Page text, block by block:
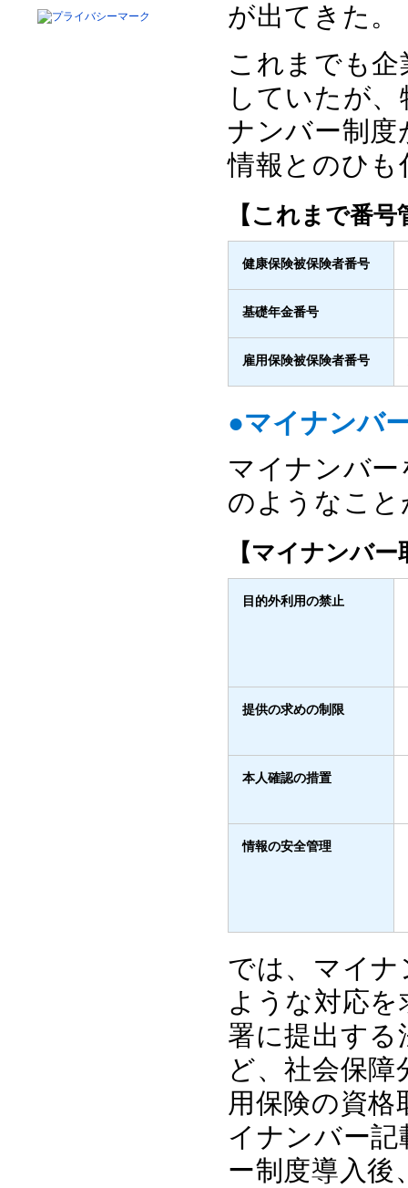
が出てきた。
これまでも
していたが
ナンバー制
情報とのひも
【これまで番
健康保険被保険者番号
基礎年金番号
雇用保険被保険者番号
●マイナンバ
マイナンバ
のようなこ
【マイナンバ
目的外利用の禁止
提供の求めの制限
本人確認の措置
情報の安全管理
では、マイ
ような対応
署に提出する
ど、社会保障
用保険の資
イナンバー
ー制度導入後